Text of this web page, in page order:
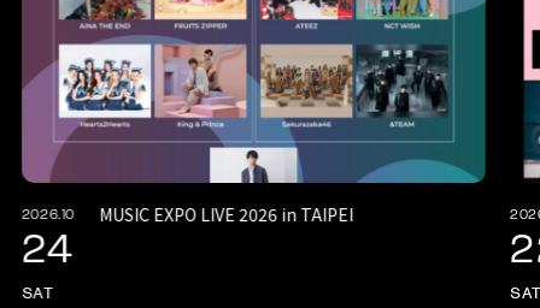
2026.10
24
SAT
MUSIC EXPO LIVE 2026 in TAIPEI